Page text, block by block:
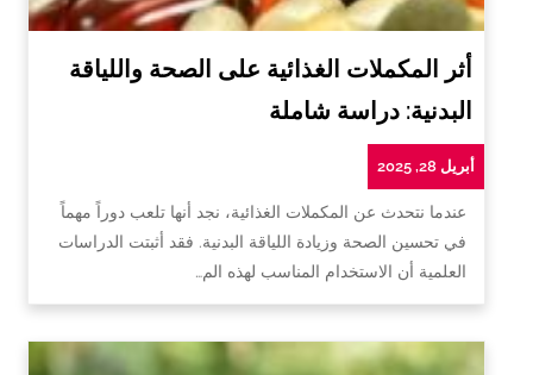
أثر المكملات الغذائية على الصحة واللياقة
البدنية: دراسة شاملة
أبريل 28, 2025
عندما نتحدث عن المكملات الغذائية، نجد أنها تلعب دوراً مهماً
في تحسين الصحة وزيادة اللياقة البدنية. فقد أثبتت الدراسات
العلمية أن الاستخدام المناسب لهذه الم…